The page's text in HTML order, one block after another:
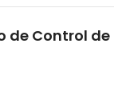
de Control de